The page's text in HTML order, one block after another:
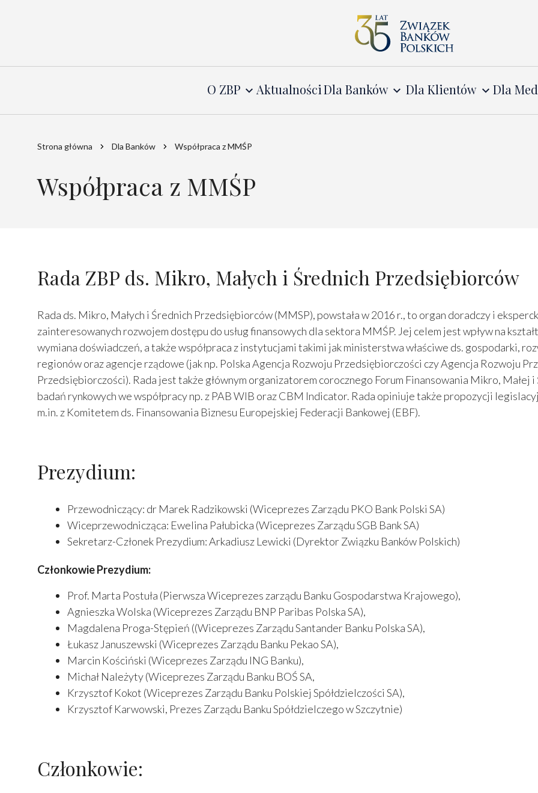
O ZBP AktualnościDla Banków Dla Klientów Dla
Strona główna Dla Banków Współpraca z MMŚP
Współpraca z MMŚP
Rada ZBP ds. Mikro, Małych i Średnich Przedsiębiorców
Rada ds. Mikro, Małych i Średnich Przedsiębiorców (MMSP), powstała w 2016 r., to organ doradczy i
zainteresowanych rozwojem dostępu do usług finansowych dla sektora MMŚP. Jej celem jest wpływ na
wymiana doświadczeń, a także współpraca z instytucjami takimi jak ministerstwa właściwe ds. gospodarki,
regionów oraz agencje rządowe (jak np. Polska Agencja Rozwoju Przedsiębiorczości czy Agencja Rozwoju
Przedsiębiorczości). Rada jest także głównym organizatorem corocznego Forum Finansowania Mikro,
badań rynkowych we współpracy np. z PAB WIB oraz CBM Indicator. Rada opiniuje także propozycji
m.in. z Komitetem ds. Finansowania Biznesu Europejskiej Federacji Bankowej (EBF).
Prezydium:
Przewodniczący: dr Marek Radzikowski (Wiceprezes Zarządu PKO Bank Polski SA)
Wiceprzewodnicząca: Ewelina Pałubicka (Wiceprezes Zarządu SGB Bank SA)
Sekretarz-Członek Prezydium: Arkadiusz Lewicki (Dyrektor Związku Banków Polskich)
Członkowie Prezydium:
Prof. Marta Postuła (Pierwsza Wiceprezes zarządu Banku Gospodarstwa Krajowego),
Agnieszka Wolska (Wiceprezes Zarządu BNP Paribas Polska SA),
Magdalena Proga-Stępień ((Wiceprezes Zarządu Santander Banku Polska SA),
Łukasz Januszewski (Wiceprezes Zarządu Banku Pekao SA),
Marcin Kościński (Wiceprezes Zarządu ING Banku),
Michał Należyty (Wiceprezes Zarządu Banku BOŚ SA,
Krzysztof Kokot (Wiceprezes Zarządu Banku Polskiej Spółdzielczości SA),
Krzysztof Karwowski, Prezes Zarządu Banku Spółdzielczego w Szczytnie)
Członkowie: